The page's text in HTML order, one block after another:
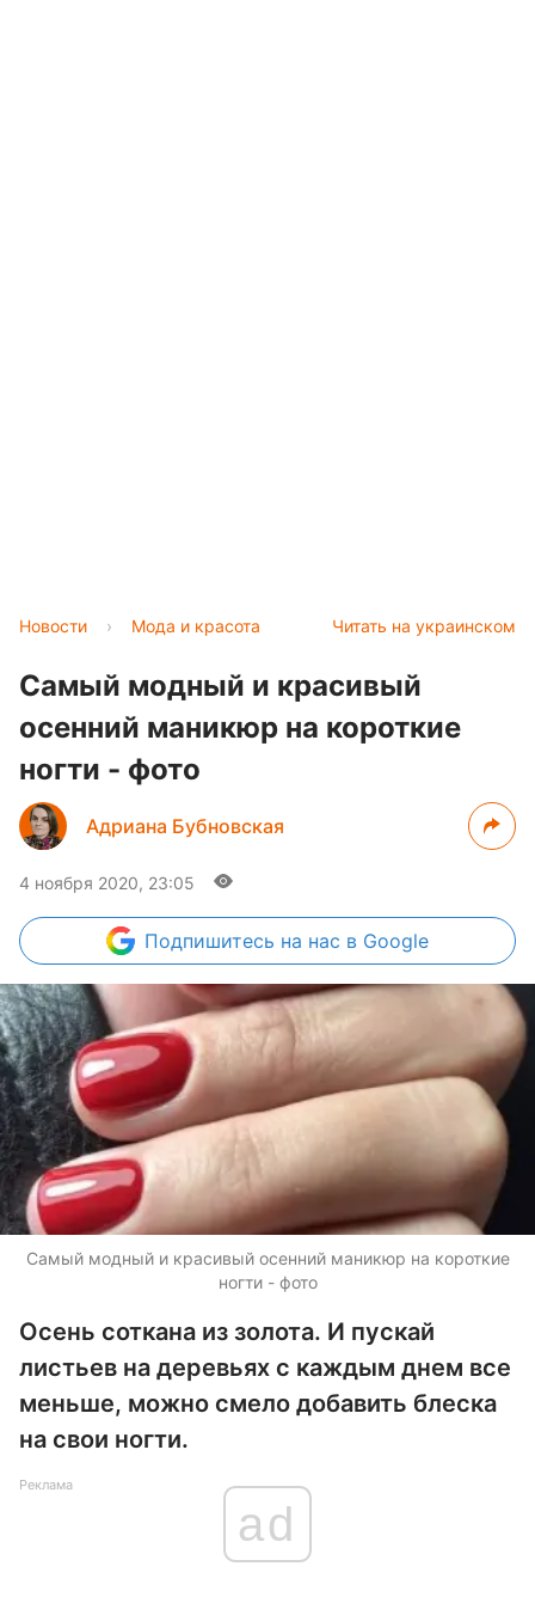
Читать на украинском
Новости › Мода и красота
Самый модный и красивый
осенний маникюр на короткие
ногти - фото
Адриана Бубновская
4 ноября 2020, 23:05
Подпишитесь на нас в Google
Самый модный и красивый осенний маникюр на короткие
ногти - фото
Осень соткана из золота. И пускай
листьев на деревьях с каждым днем все
меньше, можно смело добавить блеска
на свои ногти.
Реклама
ad